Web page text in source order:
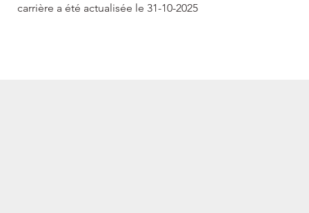
carrière a été actualisée le 31-10-2025